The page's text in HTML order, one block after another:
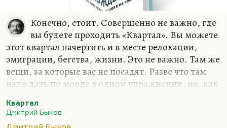
Конечно, стоит. Совершенно не важно, где
вы будете проходить «Квартал». Вы можете
этот квартал начертить и в месте релокации,
эмиграции, бегства, жизни. Это не важно. Там же
вещи, за которые вас не посадят. Разве что там
надо дать по морде в одном упражнении, но, как
ведь проходится с единственной целью –
вырваться из привычных связей.
Квартал
Дмитрий Быков